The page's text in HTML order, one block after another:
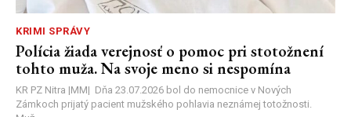
KRIMI SPRÁVY
Polícia žiada verejnosť o pomoc pri stotožnení
tohto muža. Na svoje meno si nespomína
KR PZ Nitra |MM| Dňa 23.07.2026 bol do nemocnice v Nových
Zámkoch prijatý pacient mužského pohlavia neznámej totožnosti.